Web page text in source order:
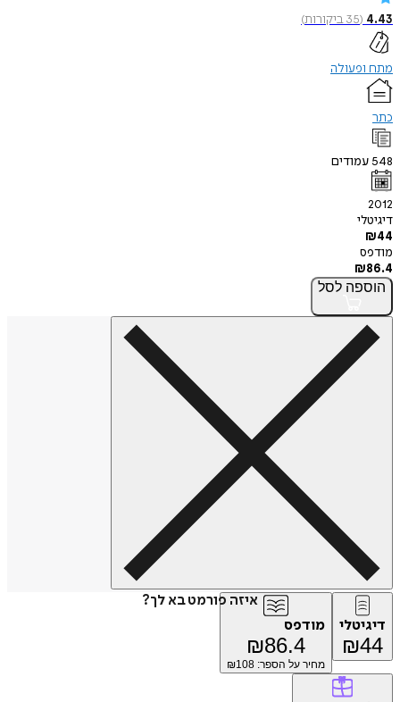
4.43
(
35ביקורות)
מתח ופעולה
כתר
548 עמודים
2012
דיגיטלי
₪44
מודפס
₪86.4
הוספה לסל
איזה פורמט בא לך?
דיגיטלי
₪44
מודפס
₪86.4
מחיר על הספר: ₪ 108